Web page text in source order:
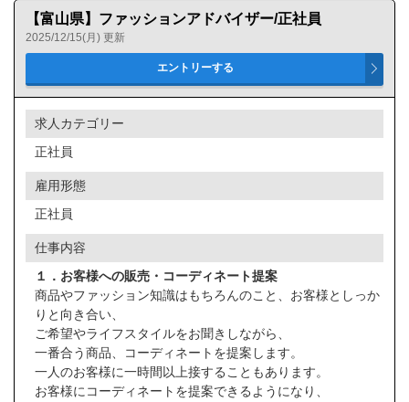
【富山県】ファッションアドバイザー/正社員
2025/12/15(月) 更新
求人カテゴリー
正社員
雇用形態
正社員
仕事内容
１．お客様への販売・コーディネート提案
商品やファッション知識はもちろんのこと、お客様としっか
りと向き合い、
ご希望やライフスタイルをお聞きしながら、
一番合う商品、コーディネートを提案します。
一人のお客様に一時間以上接することもあります。
お客様にコーディネートを提案できるようになり、